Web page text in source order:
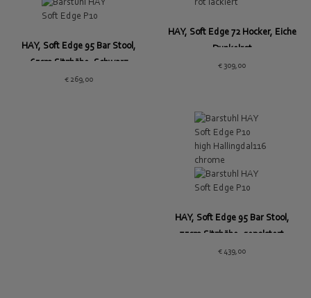
HAY, Soft Edge 72 Hocker, Eiche
Dunkelrot
€ 309,00
HAY, Soft Edge 95 Bar Stool,
65cm Sitzhöhe, Schwarz
€ 269,00
HAY, Soft Edge 95 Bar Stool,
75cm Sitzhöhe, gepolstert
€ 439,00